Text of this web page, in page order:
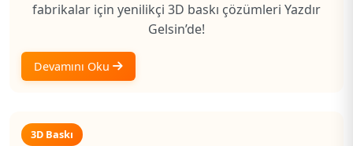
fabrikalar için yenilikçi 3D baskı çözümleri Yazdır
Gelsin’de!
Devamını Oku
3D Baskı